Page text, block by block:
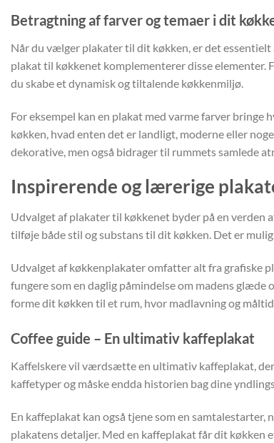
Betragtning af farver og temaer i dit
Når du vælger plakater til dit køkken, er det
plakat til køkkenet komplementerer disse elementer.
du skabe et dynamisk og tiltalende køkkenmiljø.
For eksempel kan en plakat med varme farver bringe
køkken, hvad enten det er landligt, moderne eller
dekorative, men også bidrager til rummets samlede
Inspirerende og lærerige
Udvalget af plakater til køkkenet byder på en
tilføje både stil og substans til dit køkken. Det er
Udvalget af køkkenplakater omfatter alt fra grafiske
fungere som en daglig påmindelse om madens
forme dit køkken til et rum, hvor madlavning og
Coffee guide – En ultimativ kaffeplakat
Kaffelskere vil værdsætte en ultimativ kaffeplakat,
kaffetyper og måske endda historien bag dine
En kaffeplakat kan også tjene som en
plakatens detaljer. Med en kaffeplakat får dit